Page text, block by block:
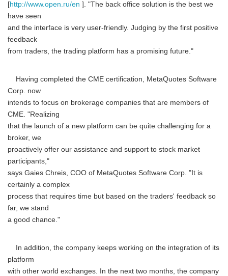
[http://www.open.ru/en ]. "The back office solution is the best we
have seen
and the interface is very user-friendly. Judging by the first positive
feedback
from traders, the trading platform has a promising future."
Having completed the CME certification, MetaQuotes Software
Corp. now
intends to focus on brokerage companies that are members of
CME. "Realizing
that the launch of a new platform can be quite challenging for a
broker, we
proactively offer our assistance and support to stock market
participants,"
says Gaies Chreis, COO of MetaQuotes Software Corp. "It is
certainly a complex
process that requires time but based on the traders' feedback so
far, we stand
a good chance."
In addition, the company keeps working on the integration of its
platform
with other world exchanges. In the next two months, the company